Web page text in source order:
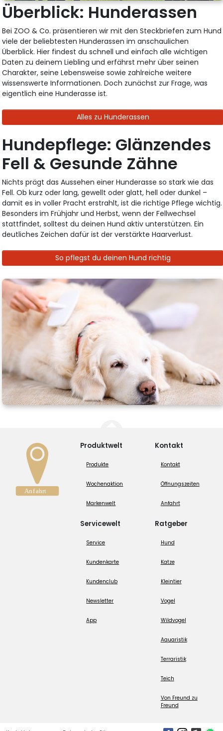
Überblick: Hunderassen
Bei ZOO & Co. präsentieren wir mit den Steckbriefen zum Hund
viele der beliebtesten Hunderassen im anschaulichen
Überblick. Hier findest du schnell und einfach alle wichtigen
Daten zu deinem Liebling und erfährst mehr über seinen
Charakter, seine Lebensweise sowie zahlreiche weitere
wissenswerte Informationen. Doch zunächst zur Frage, was
eigentlich eine Hunderasse ist.
Alles zu Hunderassen
Hundepflege: Glänzendes
Fell & Gesunde Zähne
Nichts prägt das Aussehen einer Hunderasse so stark wie das
Fell. Ob kurz oder lang, gewellt oder glatt, hell oder dunkel –
damit es in voller Pracht erstrahlt, ist die richtige Pflege wichtig.
Besonders im Frühjahr und Herbst, wenn der Fellwechsel
stattfindet, solltest du deinen Hund aktiv unterstützen. Ein
deutliches Zeichen dafür ist der verstärkte Haarverlust.
So pflegst du deinen Hund richtig
Produktwelt
Produkte
Wochenaktion
Markenwelt
Servicewelt
Service
Kundenkarte
Kundenclub
Newsletter
App
Kontakt
Kontakt
Öffnungszeiten
Anfahrt
Ratgeber
Hund
Katze
Kleintier
Vogel
Wildvogel
Aquaristik
Terraristik
Teich
Von Freund zu
Freund